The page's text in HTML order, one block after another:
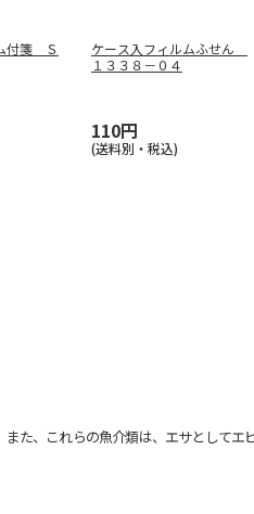
付箋 Ｓ
ケース入フィルムふせん
１３３８－０４
110円
(送料別・税込)
、これらの魚介類は、エサとしてエ